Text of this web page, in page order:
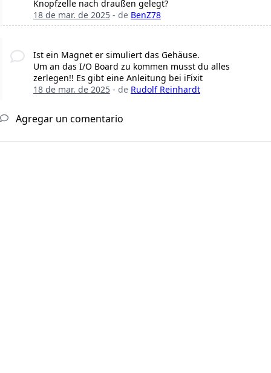
Knopfzelle nach draußen gelegt?
18 de mar. de 2025- de BenZ78
Ist ein Magnet er simuliert das Gehäuse.
Um an das I/O Board zu kommen musst du alles
zerlegen!! Es gibt eine Anleitung bei iFixit
18 de mar. de 2025- de Rudolf Reinhardt
Agregar un comentario